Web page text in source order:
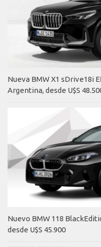
Nueva BMW X1 sDrive18i
Argentina, desde U$S
Nuevo BMW 118
desde U$S 45.900